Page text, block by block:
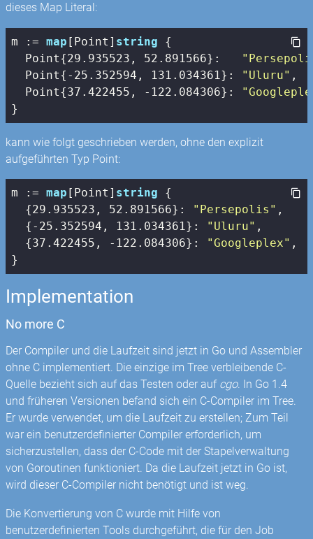
dieses Map Literal:
m := map [Point] string {
  Point{
29.935523 , 52.891566}:
  Point{
-25.352594 , 131.034361 }: "Uluru" ,
  Point{
37.422455 , -122.084306}:
}
kann wie folgt geschrieben werden, ohne den explizit
aufgeführten Typ Point:
m := map [Point] string {
  {
29.935523 , 52.891566}: "Persepolis" ,
  {
-25.352594 , 131.034361}: "Uluru" ,
  {
37.422455 , -122.084306}: "Googleplex" ,
}
Implementation
No more C
Der Compiler und die Laufzeit sind jetzt in Go und Assembler
ohne C implementiert. Die einzige im Tree verbleibende C-
Quelle bezieht sich auf das Testen oder auf cgo. In Go 1.4
und früheren Versionen befand sich ein C-Compiler im Tree.
Er wurde verwendet, um die Laufzeit zu erstellen; Zum Teil
war ein benutzerdefinierter Compiler erforderlich, um
sicherzustellen, dass der C-Code mit der Stapelverwaltung
von Goroutinen funktioniert. Da die Laufzeit jetzt in Go ist,
wird dieser C-Compiler nicht benötigt und ist weg.
Die Konvertierung von C wurde mit Hilfe von
benutzerdefinierten Tools durchgeführt, die für den Job